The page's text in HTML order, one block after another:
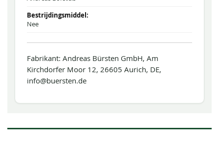
Nee
Fabrikant: Andreas Bürsten GmbH, Am
Kirchdorfer Moor 12, 26605 Aurich, DE,
info@buersten.de